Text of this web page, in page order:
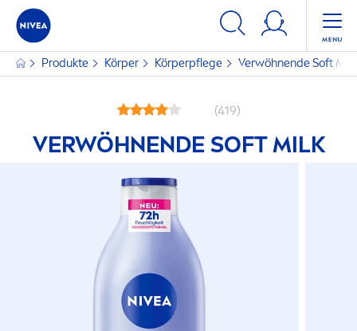
Produkte Körper Körperpflege Verwöhnende Soft Milk
(419)
VERWÖHNENDE SOFT MILK